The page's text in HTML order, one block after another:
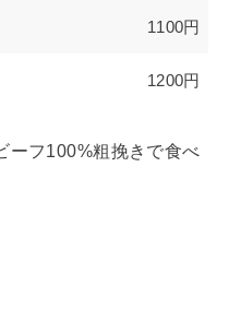
1100円
1200円
ーフ100%粗挽きで食べ